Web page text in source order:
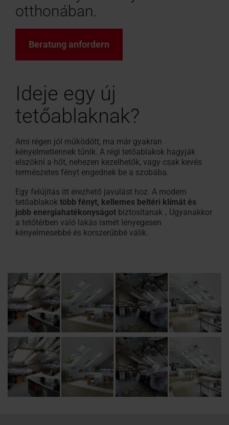
szakemberek
számára
tetőtéri
ablak
Beépítő kereső
A Roto segít!
Roto
Letöltés
Műszaki adatok, árlisták,
prospektusok és egyéb
információk
otthonában.
Beratung anfordern
Ideje egy új
tetőablaknak?
Ami régen jól működött, ma már gyakran
kényelmetlennek tűnik. A régi tetőablakok hagyják
elszökni a hőt, nehezen kezelhetők, vagy csak kevés
természetes fényt engednek be a szobába.
Egy felújítás itt érezhető javulást hoz. A modern
tetőablakok több fényt, kellemes beltéri klímát és
jobb energiahatékonyságot biztosítanak . Ugyanakkor
a tetőtérben való lakás ismét lényegesen
kényelmesebbé és korszerűbbé válik.